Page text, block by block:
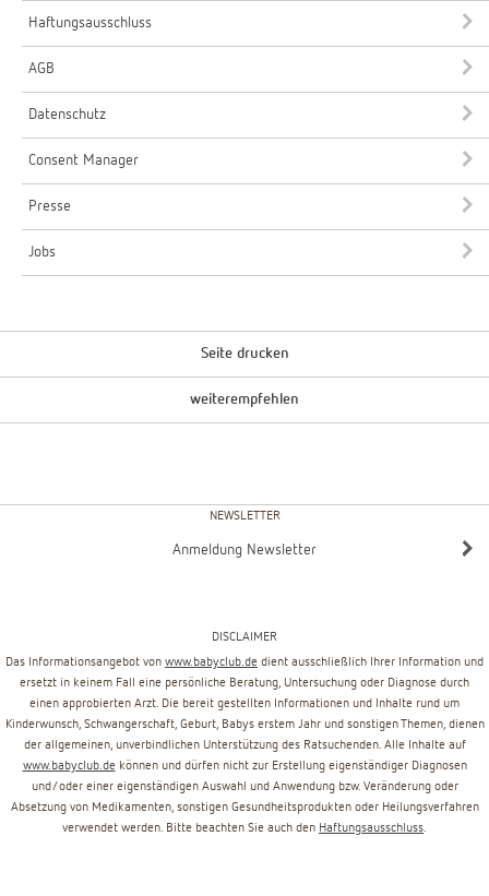
Haftungsausschluss
AGB
Datenschutz
Consent Manager
Presse
Jobs
Seite drucken
weiterempfehlen
NEWSLETTER
Anmeldung Newsletter
DISCLAIMER
Das Informationsangebot von www.babyclub.de dient ausschließlich Ihrer Information und
ersetzt in keinem Fall eine persönliche Beratung, Untersuchung oder Diagnose durch
einen approbierten Arzt. Die bereit gestellten Informationen und Inhalte rund um
Kinderwunsch, Schwangerschaft, Geburt, Babys erstem Jahr und sonstigen Themen, dienen
der allgemeinen, unverbindlichen Unterstützung des Ratsuchenden. Alle Inhalte auf
www.babyclub.de können und dürfen nicht zur Erstellung eigenständiger Diagnosen
und/oder einer eigenständigen Auswahl und Anwendung bzw. Veränderung oder
Absetzung von Medikamenten, sonstigen Gesundheitsprodukten oder Heilungsverfahren
verwendet werden. Bitte beachten Sie auch den Haftungsausschluss.